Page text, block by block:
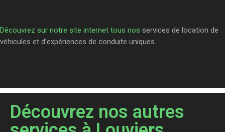
Découvrez sur notre site internet tous nos services de location de
véhicules et d’expériences de conduite uniques.
Découvrez nos autres